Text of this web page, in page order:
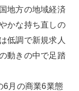
地方の地域経済
かな持ち直しの
低調で新規求人
動きの中で足踏
6月の商業6業態